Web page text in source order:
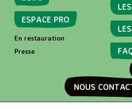
ESPACE PRO
En restauration
Presse
NOUS